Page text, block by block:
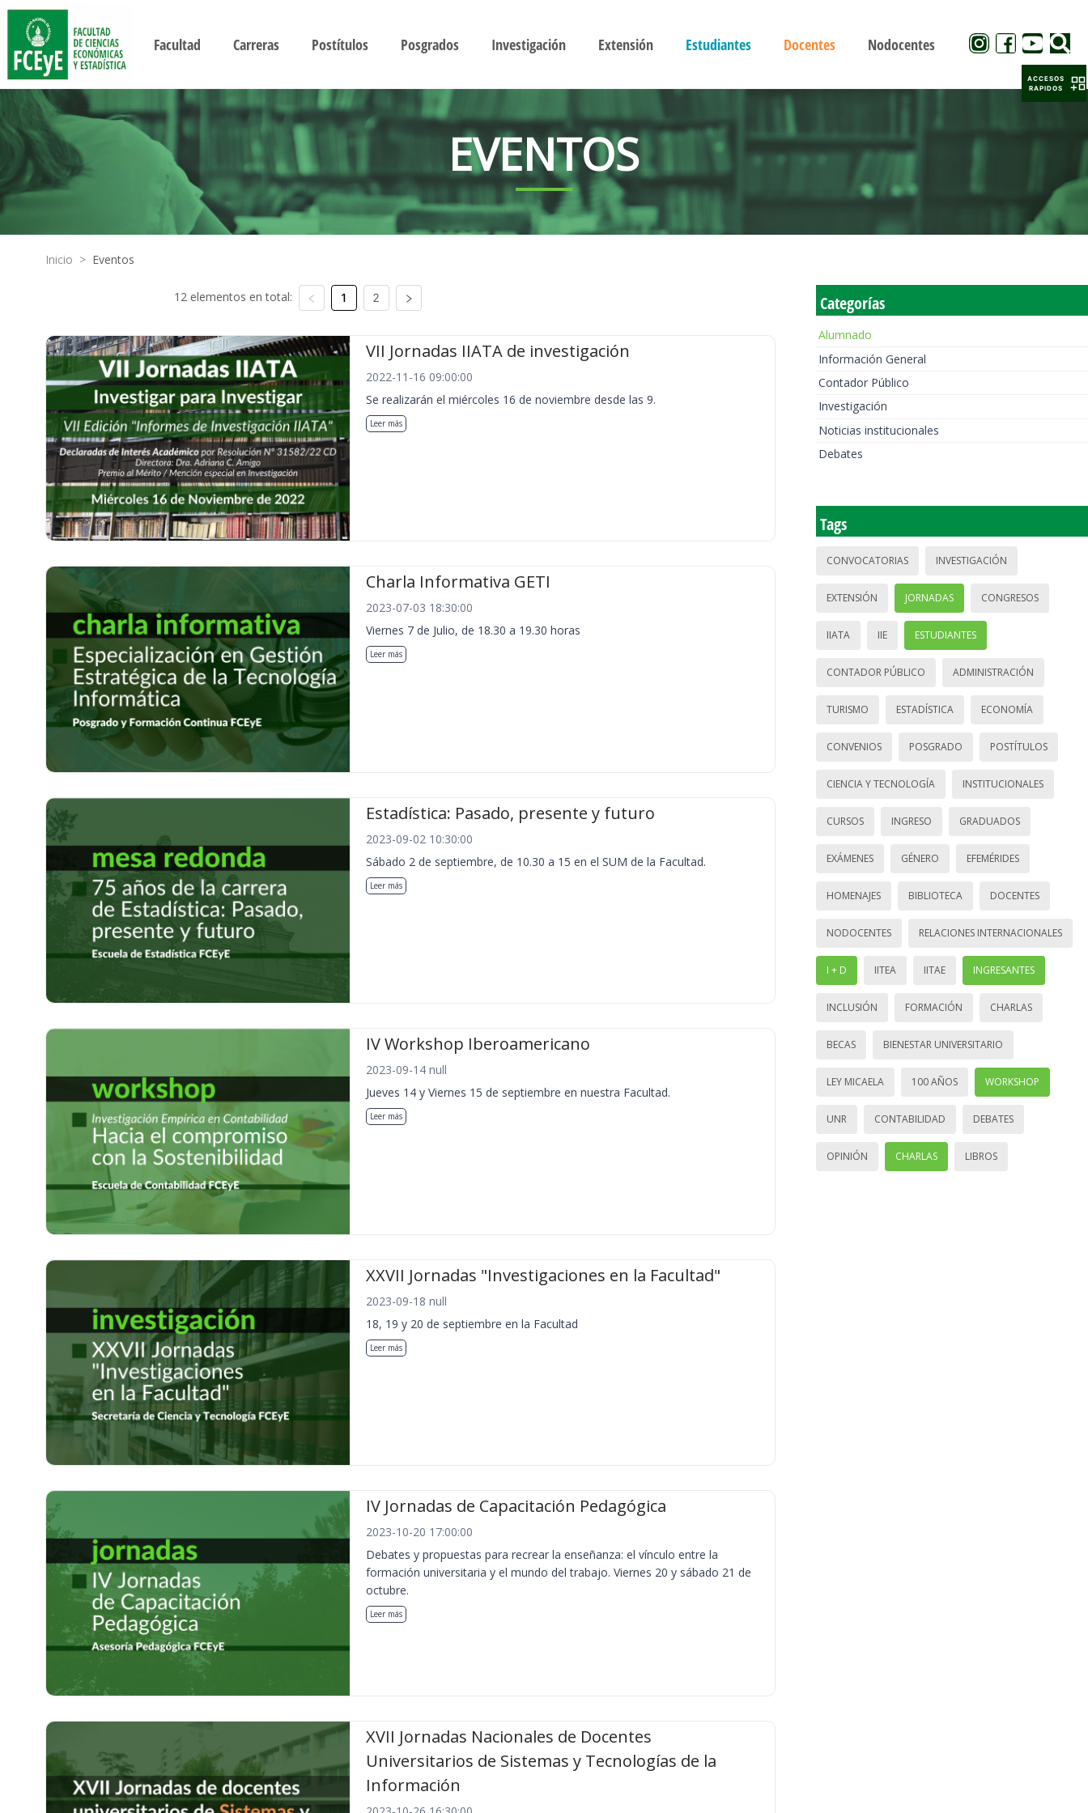
Facultad Carreras Postítulos Posgrados Investigación Extensión Estudiantes Docentes Nodocentes
EVENTOS
Inicio > Eventos
12 elementos en total: 1 2
VII Jornadas IIATA de investigación
2022-11-16 09:00:00
Se realizarán el miércoles 16 de noviembre desde las 9.
Leer más
Charla Informativa GETI
2023-07-03 18:30:00
Viernes 7 de Julio, de 18.30 a 19.30 horas
Leer más
Estadística: Pasado, presente y futuro
2023-09-02 10:30:00
Sábado 2 de septiembre, de 10.30 a 15 en el SUM de la Facultad.
Leer más
IV Workshop Iberoamericano
2023-09-14 null
Jueves 14 y Viernes 15 de septiembre en nuestra Facultad.
Leer más
XXVII Jornadas "Investigaciones en la Facultad"
2023-09-18 null
18, 19 y 20 de septiembre en la Facultad
Leer más
IV Jornadas de Capacitación Pedagógica
2023-10-20 17:00:00
Debates y propuestas para recrear la enseñanza: el vínculo entre la
formación universitaria y el mundo del trabajo. Viernes 20 y sábado 21 de
octubre.
Leer más
XVII Jornadas Nacionales de Docentes
Universitarios de Sistemas y Tecnologías de la
Información
Categorías
Alumnado
Información General
Contador Público
Investigación
Noticias institucionales
Debates
Tags
CONVOCATORIAS INVESTIGACIÓN
EXTENSIÓN JORNADAS CONGRESOS
IIATA IIE ESTUDIANTES
CONTADOR PÚBLICO ADMINISTRACIÓN
TURISMO ESTADÍSTICA ECONOMÍA
CONVENIOS POSGRADO POSTÍTULOS
CIENCIA Y TECNOLOGÍA INSTITUCIONALES
CURSOS INGRESO GRADUADOS
EXÁMENES GÉNERO EFEMÉRIDES
HOMENAJES BIBLIOTECA DOCENTES
NODOCENTES RELACIONES INTERNACIONALES
I + D IITEA IITAE INGRESANTES
INCLUSIÓN FORMACIÓN CHARLAS
BECAS BIENESTAR UNIVERSITARIO
LEY MICAELA 100 AÑOS WORKSHOP
UNR CONTABILIDAD DEBATES
OPINIÓN CHARLAS LIBROS
ACCESOS
RAPIDOS